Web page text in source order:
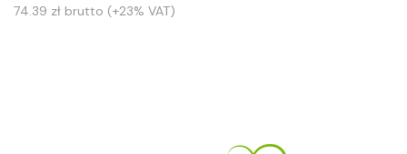
74.39 zł brutto (+23% VAT)